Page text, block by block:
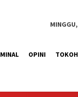
OPINI TOKOH